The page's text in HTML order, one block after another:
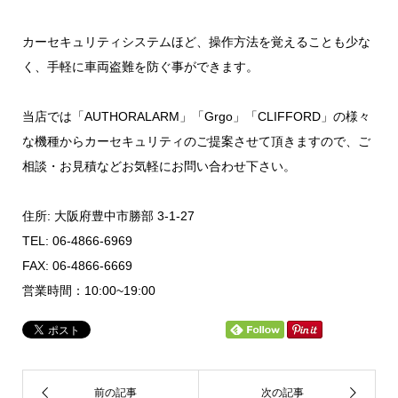
カーセキュリティシステムほど、操作方法を覚えることも少な
く、手軽に車両盗難を防ぐ事ができます。
当店では「AUTHORALARM」「Grgo」「CLIFFORD」の様々
な機種からカーセキュリティのご提案させて頂きますので、ご
相談・お見積などお気軽にお問い合わせ下さい。
住所: 大阪府豊中市勝部 3-1-27
TEL: 06-4866-6969
FAX: 06-4866-6669
営業時間：10:00~19:00